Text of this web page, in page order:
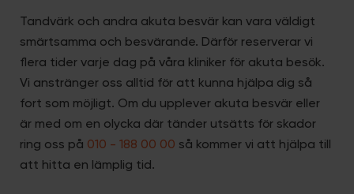
Tandvärk och andra akuta besvär kan vara väldigt
smärtsamma och besvärande. Därför reserverar vi
flera tider varje dag på våra kliniker för akuta besök.
Vi anstränger oss alltid för att kunna hjälpa dig så
fort som möjligt. Om du upplever akuta besvär eller
är med om en olycka där tänder utsätts för skador
ring oss på 010 - 188 00 00 så kommer vi att hjälpa till
att hitta en lämplig tid.